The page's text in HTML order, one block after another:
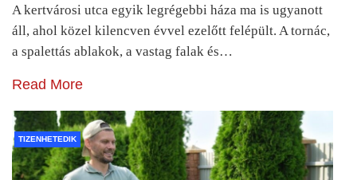
A kertvárosi utca egyik legrégebbi háza ma is ugyanott
áll, ahol közel kilencven évvel ezelőtt felépült. A tornác,
a spalettás ablakok, a vastag falak és…
Read More
TIZENHETEDIK